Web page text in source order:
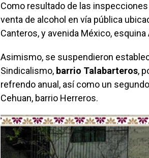
Como resultado de las
venta de alcohol en vía pública
Canteros, y avenida México,
Asimismo, se suspendieron
Sindicalismo, barrio Talabarteros,
refrendo anual, así como un
Cehuan, barrio Herreros.